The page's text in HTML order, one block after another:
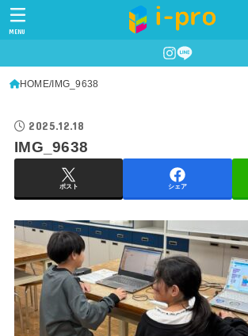
MENU
HOME IMG_9638
2025.12.18
IMG_9638
ポスト シェア